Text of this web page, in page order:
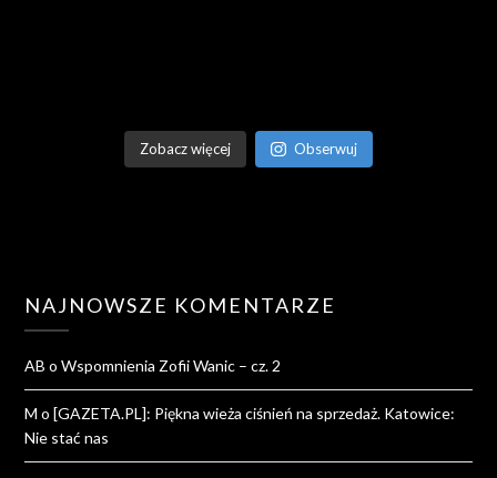
Zobacz więcej Obserwuj
NAJNOWSZE KOMENTARZE
AB oWspomnienia Zofii Wanic – cz. 2
M o[GAZETA.PL]: Piękna wieża ciśnień na sprzedaż. Katowice:
Nie stać nas